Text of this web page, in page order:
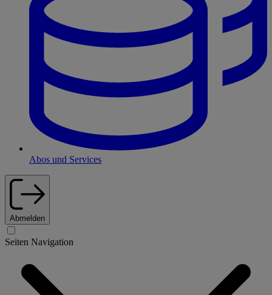
Abos und Services
Abmelden
Seiten Navigation